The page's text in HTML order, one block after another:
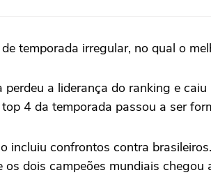
temporada irregular, no qual o
perdeu a liderança do ranking e
4 da temporada passou a ser
incluiu confrontos contra
os dois campeões mundiais